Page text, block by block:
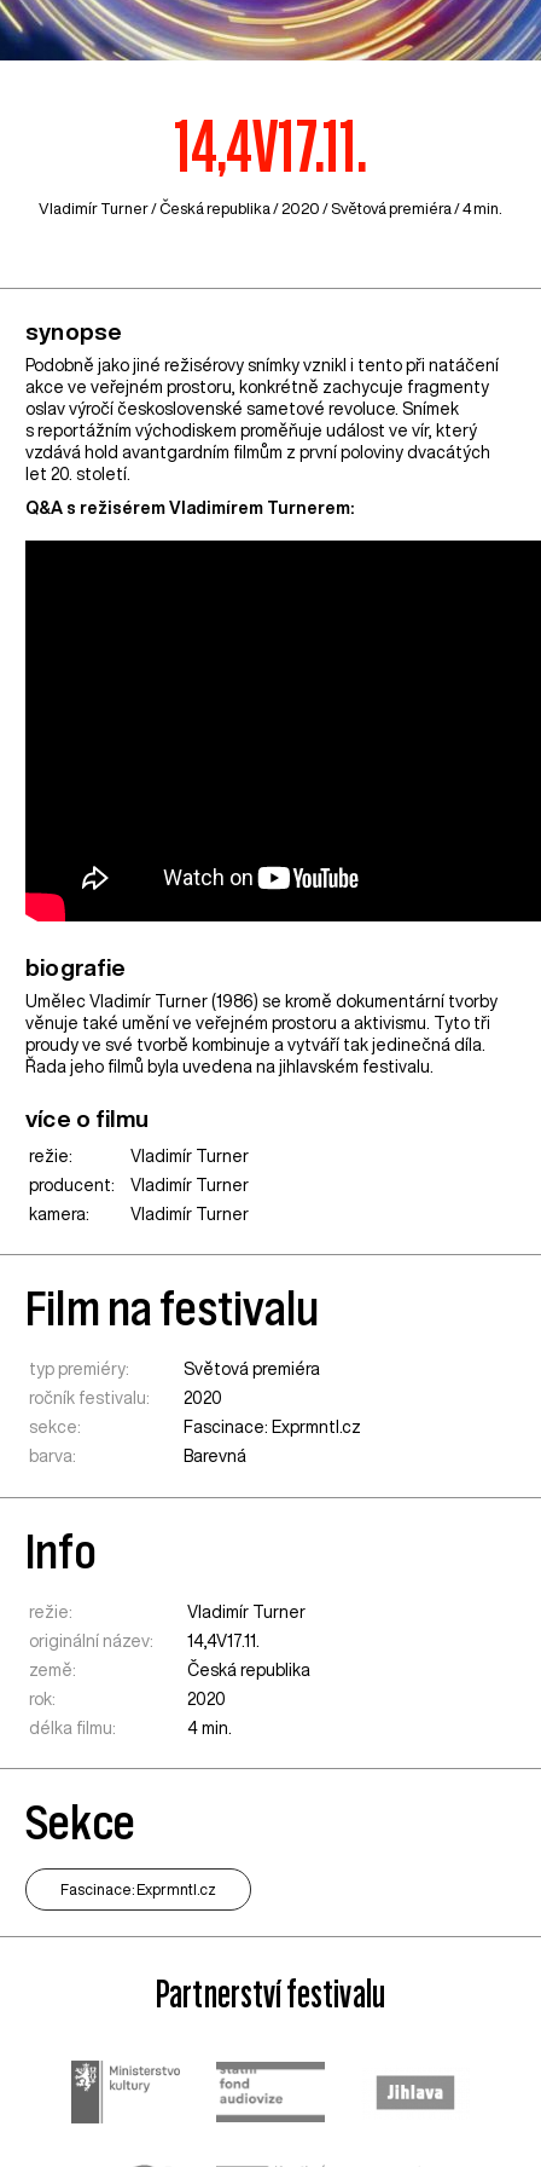
14,4V17.11.
Vladimír Turner /Česká republika / 2020 / Světová premiéra / 4 min.
synopse
Podobně jako jiné režisérovy snímky vznikl i tento při natáčení
akce ve veřejném prostoru, konkrétně zachycuje fragmenty
oslav výročí československé sametové revoluce. Snímek
s reportážním východiskem proměňuje událost ve vír, který
vzdává hold avantgardním filmům z první poloviny dvacátých
let 20. století.
Q&A s režisérem Vladimírem Turnerem:
biografie
Umělec Vladimír Turner (1986) se kromě dokumentární tvorby
věnuje také umění ve veřejném prostoru a aktivismu. Tyto tři
proudy ve své tvorbě kombinuje a vytváří tak jedinečná díla.
Řada jeho filmů byla uvedena na jihlavském festivalu.
více o filmu
režie:
Vladimír Turner
producent:
Vladimír Turner
kamera:
Vladimír Turner
Film na festivalu
typ premiéry:
Světová premiéra
ročník festivalu:
2020
sekce:
Fascinace: Exprmntl.cz
barva:
Barevná
Info
režie:
Vladimír Turner
originální název:
14,4V17.11.
země:
Česká republika
rok:
2020
délka filmu:
4 min.
Sekce
Fascinace: Exprmntl.cz
Partnerství festivalu